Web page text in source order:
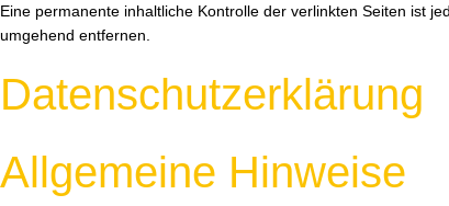
Eine permanente inhaltliche Kontrolle der verlinkten Seiten ist
umgehend entfernen.
Datenschutzerklärung
Allgemeine Hinweise